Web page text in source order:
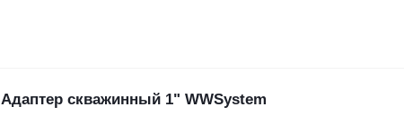
Адаптер скважинный 1" WWSystem